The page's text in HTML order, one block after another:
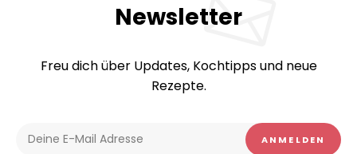
Newsletter
Freu dich über Updates, Kochtipps und neue
Rezepte.